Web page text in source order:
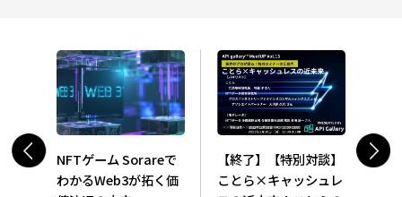
NFTゲーム Sorareで
わかるWeb3が拓く価
【終了】【特別対談】
ことら×キャッシュレ